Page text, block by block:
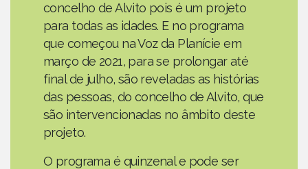
concelho de Alvito pois é um projeto
para todas as idades. E no programa
que começou na Voz da Planície em
março de 2021, para se prolongar até
final de julho, são reveladas as histórias
das pessoas, do concelho de Alvito, que
são intervencionadas no âmbito deste
projeto.
O programa é quinzenal e pode ser